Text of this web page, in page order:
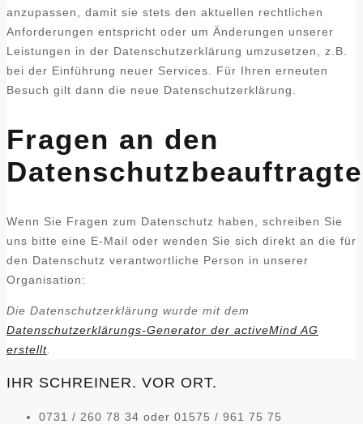
anzupassen, damit sie stets den aktuellen rechtlichen
Anforderungen entspricht oder um Änderungen unserer
Leistungen in der Datenschutzerklärung umzusetzen, z.B.
bei der Einführung neuer Services. Für Ihren erneuten
Besuch gilt dann die neue Datenschutzerklärung.
Fragen an den
Wenn Sie Fragen zum Datenschutz haben, schreiben Sie
uns bitte eine E-Mail oder wenden Sie sich direkt an die für
den Datenschutz verantwortliche Person in unserer
Organisation:
Die Datenschutzerklärung wurde mit dem
Datenschutzerklärungs-Generator der activeMind AG
erstellt
IHR SCHREINER. VOR ORT.
0731 / 260 78 34 oder 01575 / 961 75 75